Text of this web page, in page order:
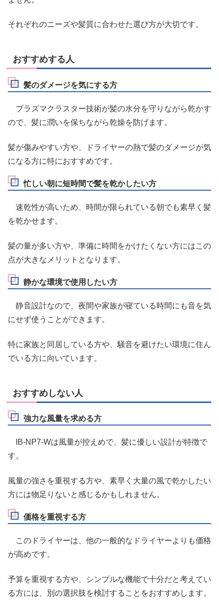
それぞれのニーズや髪質に合わせた選び方が大切です。
おすすめする人
髪のダメージを気にする方
プラズマクラスター技術が髪の水分を守りながら乾かす
ので、髪に潤いを保ちながら乾燥を防げます。
髪が傷みやすい方や、ドライヤーの熱で髪のダメージが気
になる方に特におすすめです。
忙しい朝に短時間で髪を乾かしたい方
速乾性が高いため、時間が限られている朝でも素早く髪
を乾かせます。
髪の量が多い方や、準備に時間をかけたくない方にはこの
点が大きなメリットとなります。
静かな環境で使用したい方
静音設計なので、夜間や家族が寝ている時間にも音を気
にせず使うことができます。
特に家族と同居している方や、騒音を避けたい環境に住ん
でいる方に向いています。
おすすめしない人
強力な風量を求める方
IB-NP7-Wは風量が控えめで、髪に優しい設計が特徴で
す。
風量の強さを重視する方や、素早く大量の風で乾かしたい
方には物足りないと感じるかもしれません。
価格を重視する方
このドライヤーは、他の一般的なドライヤーよりも価格
が高めです。
予算を重視する方や、シンプルな機能で十分だと考えてい
る方には、別の選択肢を検討することをおすすめします。